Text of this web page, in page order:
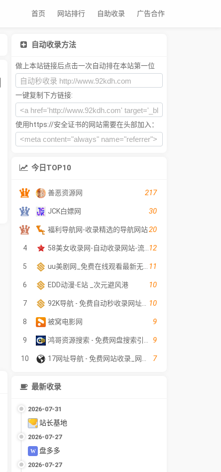
首页 网站排行 自助收录 广告合作
自动收录方法
做上本站链接后点击一次自动排在本站第一位
一键复制下方链接:
使用https://安全证书的网站需要在头部加入：
今日TOP10
善恶资源网 217
JCK白嫖网 30
福利导航网-收录精选的导航网站20
4 12
5 11
6 EDD动漫-E站 _次元避风港 10
7 10
8 被窝电影网 9
9 9
10 7
最新收录
2026-07-31
站长基地
2026-07-27
盘多多
2026-07-27